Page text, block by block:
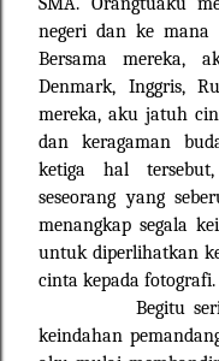
negeri dan ke mana
Bersama mereka,
Denmark, Inggris,
mereka, aku jatuh
dan keragaman
ketiga hal
seseorang yang
menangkap segala
untuk diperlihatkan
cinta kepada fotografi.
Begitu
keindahan